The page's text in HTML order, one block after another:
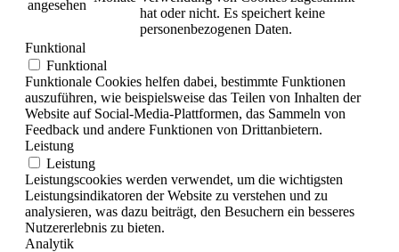
angesehen
hat oder nicht. Es speichert keine
personenbezogenen Daten.
Funktional
Funktional
Funktionale Cookies helfen dabei, bestimmte Funktionen
auszuführen, wie beispielsweise das Teilen von Inhalten der
Website auf Social-Media-Plattformen, das Sammeln von
Feedback und andere Funktionen von Drittanbietern.
Leistung
Leistung
Leistungscookies werden verwendet, um die wichtigsten
Leistungsindikatoren der Website zu verstehen und zu
analysieren, was dazu beiträgt, den Besuchern ein besseres
Nutzererlebnis zu bieten.
Analytik